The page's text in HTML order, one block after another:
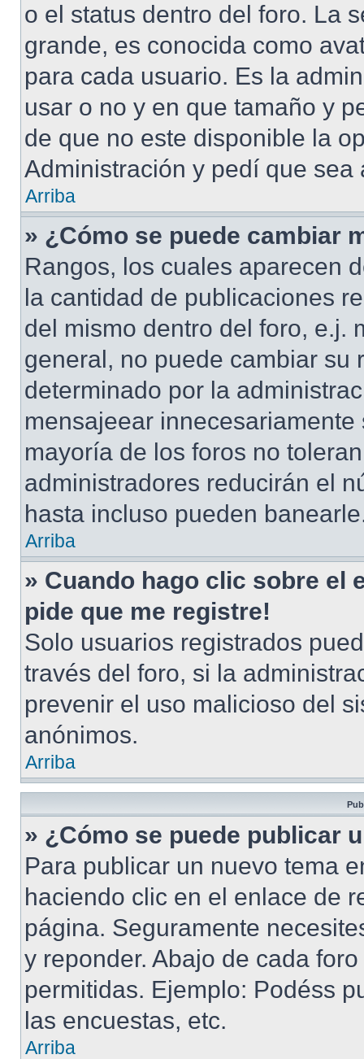
o el status dentro del foro. La
grande, es conocida como
para cada usuario. Es la
usar o no y en que tamaño y
de que no este disponible la
Administración y pedí que sea
Arriba
» ¿Cómo se puede cambiar
Rangos, los cuales aparecen
la cantidad de publicaciones
del mismo dentro del foro, e.j.
general, no puede cambiar su
determinado por la
mensajeear
mayoría de los foros no
administradores reducirán el
hasta incluso pueden
Arriba
» Cuando hago clic sobre el
pide que me registre!
Solo usuarios registrados
través del foro, si la
prevenir el uso malicioso del
anónimos.
Arriba
» ¿Cómo se puede publicar
Para publicar un nuevo tema
haciendo clic en el enlace de
página. Seguramente
y reponder. Abajo de cada
permitidas. Ejemplo: Podéss
las encuestas, etc.
Arriba